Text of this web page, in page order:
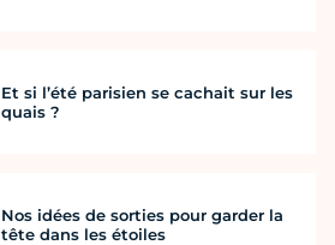
Et si l’été parisien se cachait sur les
quais ?
Nos idées de sorties pour garder la
tête dans les étoiles